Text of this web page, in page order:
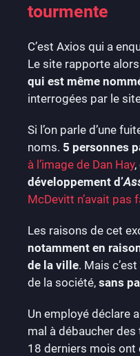
tourmente
C’est Axios qui a
Le site rapporte
qui est même
interrogées par le
Si l’on parle d’une
noms. 5 personnes
à l’image de Dan Hay,
développement d’
McDevitt n’avait pas
Les raisons de cet
notamment en
de la ville. Mais
de la société, sans
Un employé déclare
mal à débaucher des
18 derniers mois ont